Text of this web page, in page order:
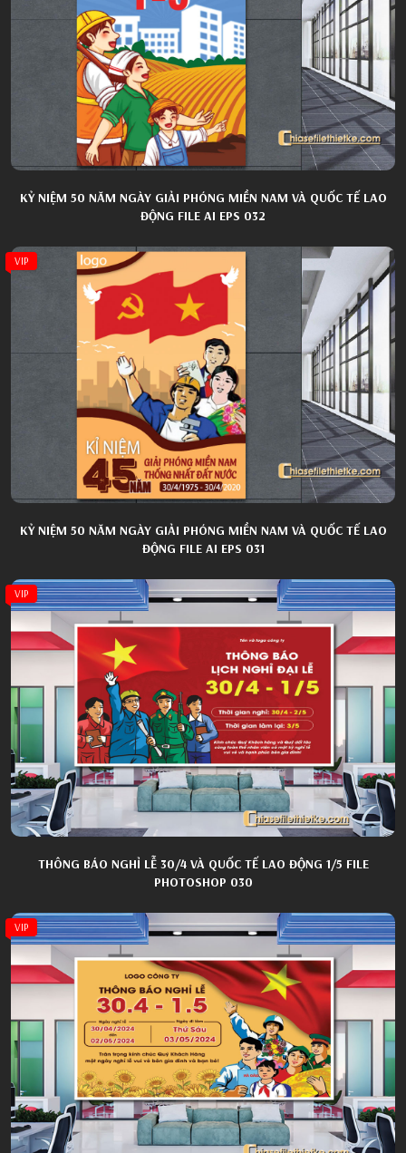
KỶ NIỆM 50 NĂM NGÀY GIẢI PHÓNG MIỀN NAM VÀ QUỐC TẾ LAO
ĐỘNG FILE AI EPS 032
VIP
KỶ NIỆM 50 NĂM NGÀY GIẢI PHÓNG MIỀN NAM VÀ QUỐC TẾ LAO
ĐỘNG FILE AI EPS 031
VIP
THÔNG BÁO NGHỈ LỄ 30/4 VÀ QUỐC TẾ LAO ĐỘNG 1/5 FILE
PHOTOSHOP 030
VIP